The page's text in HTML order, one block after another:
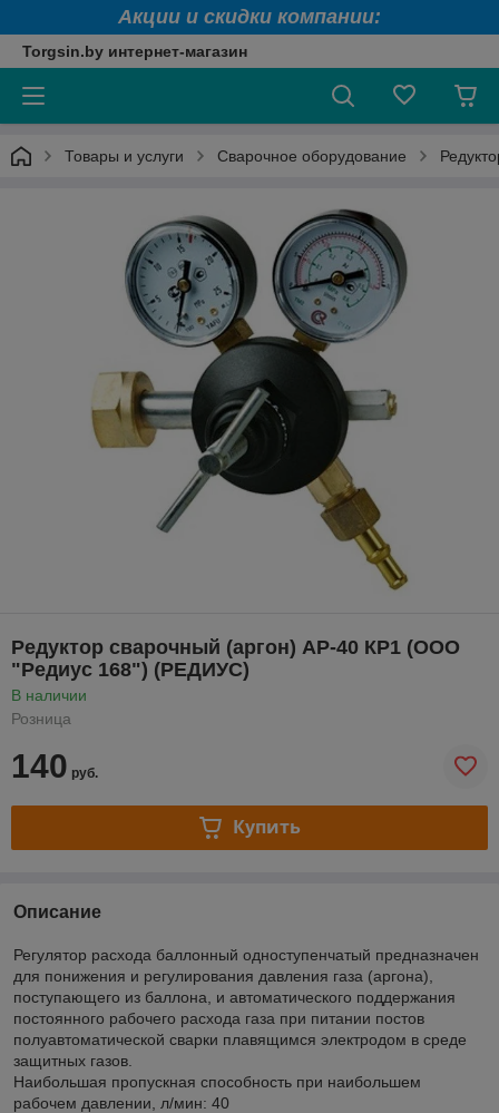
Акции и скидки компании:
Torgsin.by интернет-магазин
Товары и услуги Сварочное оборудование
Редуктор сварочный (аргон) АР-40 КР1 (ООО
"Редиус 168") (РЕДИУС)
В наличии
Розница
140 руб.
Купить
Описание
Регулятор расхода баллонный одноступенчатый предназначен
для понижения и регулирования давления газа (аргона),
поступающего из баллона, и автоматического поддержания
постоянного рабочего расхода газа при питании постов
полуавтоматической сварки плавящимся электродом в среде
защитных газов.
Наибольшая пропускная способность при наибольшем
рабочем давлении, л/мин: 40